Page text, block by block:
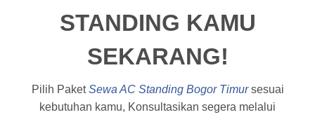
STANDING KAMU
SEKARANG!
Pilih PaketSewa AC Standing Bogor Timursesuai
kebutuhan kamu, Konsultasikan segera melalui